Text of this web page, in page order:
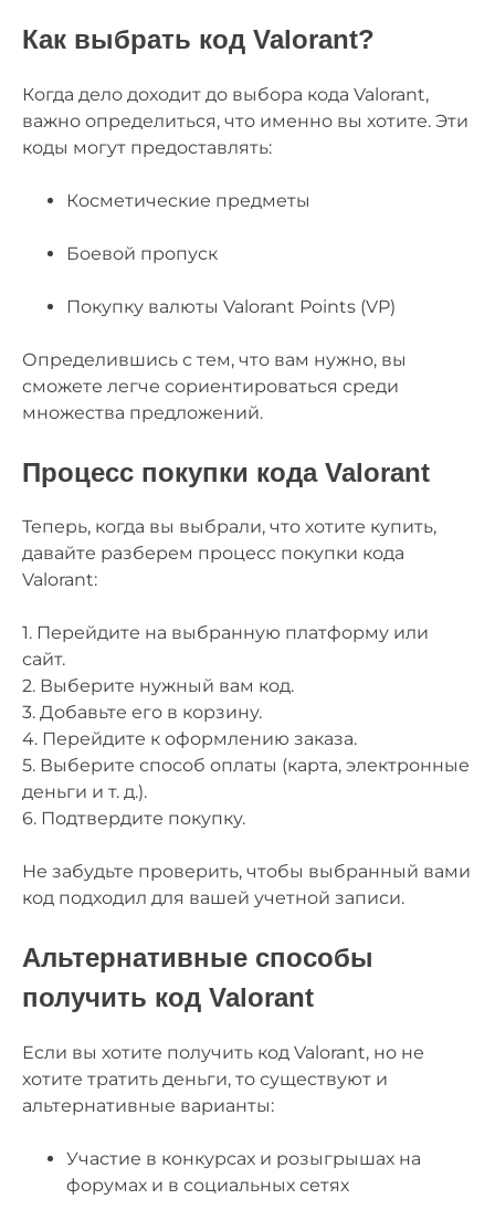
Как выбрать код Valorant?
Когда дело доходит до выбора кода Valorant,
важно определиться, что именно вы хотите. Эти
коды могут предоставлять:
Косметические предметы
Боевой пропуск
Покупку валюты Valorant Points (VP)
Определившись с тем, что вам нужно, вы
сможете легче сориентироваться среди
множества предложений.
Процесс покупки кода Valorant
Теперь, когда вы выбрали, что хотите купить,
давайте разберем процесс покупки кода
Valorant:
1. Перейдите на выбранную платформу или
сайт.
2. Выберите нужный вам код.
3. Добавьте его в корзину.
4. Перейдите к оформлению заказа.
5. Выберите способ оплаты (карта, электронные
деньги и т. д.).
6. Подтвердите покупку.
Не забудьте проверить, чтобы выбранный вами
код подходил для вашей учетной записи.
Альтернативные способы
получить код Valorant
Если вы хотите получить код Valorant, но не
хотите тратить деньги, то существуют и
альтернативные варианты:
Участие в конкурсах и розыгрышах на
форумах и в социальных сетях